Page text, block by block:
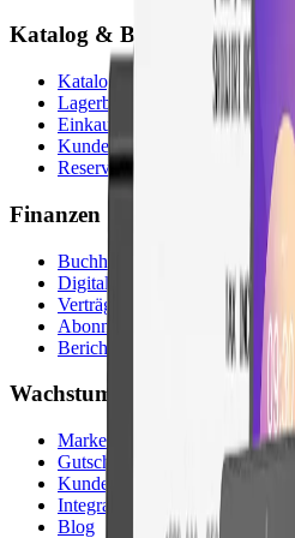
Katalog & Betrieb
Katalog
Lagerbestand
Einkauf
Kunden
Reservierungen
Finanzen & Verwaltung
Buchhaltung
Digitale Rechnungen
Verträge & digitale Signatur
Abonnements
Berichte
Wachstum & Plattform
Marketing
Gutscheinkarten
Kundenguthaben
Integrationen
Blog